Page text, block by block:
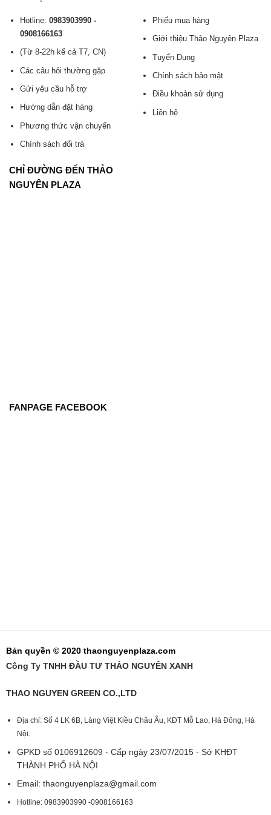
Hotline: 0983903990 -
0908166163
(Từ 8-22h kể cả T7, CN)
Các câu hỏi thường gặp
Gửi yêu cầu hỗ trợ
Hướng dẫn đặt hàng
Phương thức vận chuyển
Chính sách đổi trả
Phiếu mua hàng
Giới thiệu Thảo Nguyên Plaza
Tuyển Dụng
Chính sách bảo mật
Điều khoản sử dụng
Liên hệ
CHỈ ĐƯỜNG ĐẾN THẢO
NGUYÊN PLAZA
FANPAGE FACEBOOK
Bản quyền © 2020 thaonguyenplaza.com
Công Ty TNHH ĐẦU TƯ THẢO NGUYÊN XANH
THAO NGUYEN GREEN CO.,LTD
Địa chỉ: Số 4 LK 6B, Làng Việt Kiều Châu Âu, KĐT Mỗ Lao, Hà Đông, Hà
Nội.
GPKD số 0106912609 - Cấp ngày 23/07/2015 - Sở KHĐT
THÀNH PHỐ HÀ NỘI
Email: thaonguyenplaza@gmail.com
Hotline: 0983903990 -0908166163